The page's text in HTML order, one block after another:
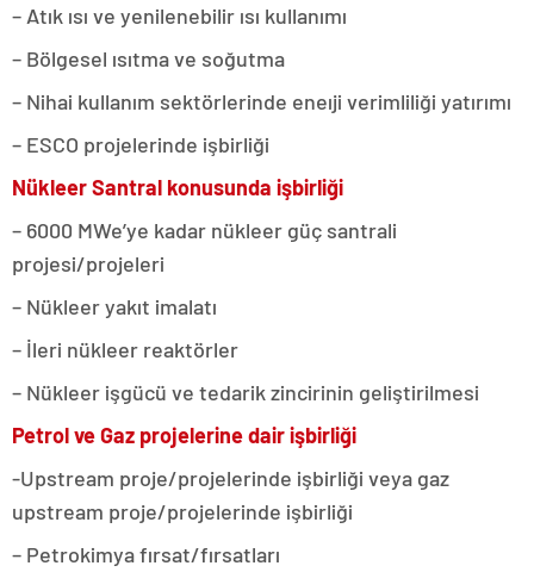
– Atık ısı ve yenilenebilir ısı kullanımı
– Bölgesel ısıtma ve soğutma
– Nihai kullanım sektörlerinde eneıji verimliliği yatırımı
– ESCO projelerinde işbirliği
Nükleer Santral konusunda işbirliği
– 6000 MWe’ye kadar nükleer güç santrali
projesi/projeleri
– Nükleer yakıt imalatı
– İleri nükleer reaktörler
– Nükleer işgücü ve tedarik zincirinin geliştirilmesi
Petrol ve Gaz projelerine dair işbirliği
-Upstream proje/projelerinde işbirliği veya gaz
upstream proje/projelerinde işbirliği
– Petrokimya fırsat/fırsatları